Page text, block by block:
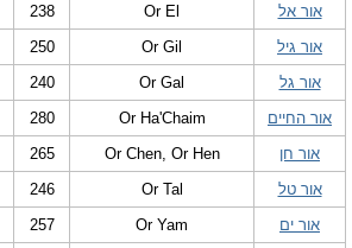
אור אל
Or El
238
אור גיל
Or Gil
250
אור גל
Or Gal
240
אור החיים
Or Ha'Chaim
280
אור חן
Or Chen, Or Hen
265
אור טל
Or Tal
246
אור ים
Or Yam
257